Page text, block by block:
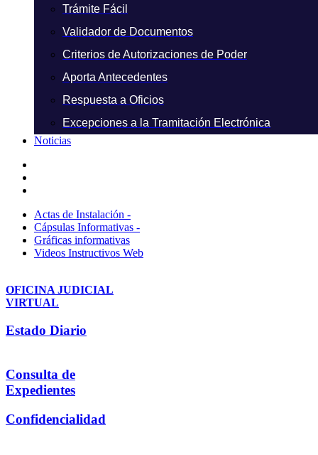
Trámite Fácil
Validador de Documentos
Criterios de Autorizaciones de Poder
Aporta Antecedentes
Respuesta a Oficios
Excepciones a la Tramitación Electrónica
Noticias
Actas de Instalación -
Cápsulas Informativas -
Gráficas informativas
Videos Instructivos Web
OFICINA JUDICIAL
VIRTUAL
Estado Diario
Consulta de
Expedientes
Confidencialidad